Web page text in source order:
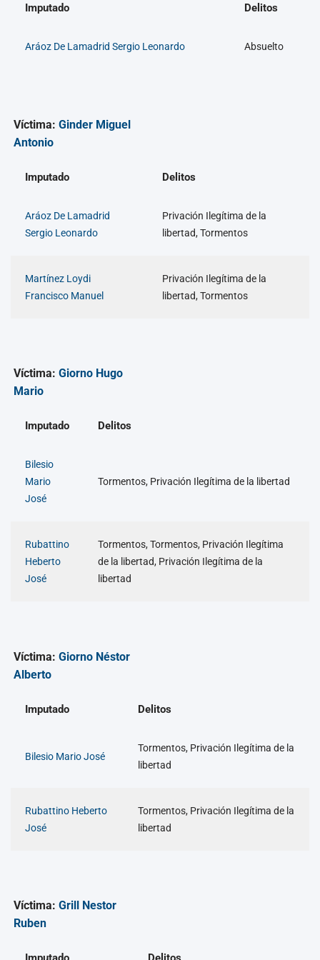
Imputado Delitos
Aráoz De Lamadrid Sergio Leonardo Absuelto
Víctima:Ginder Miguel
Antonio
Imputado Delitos
Aráoz De Lamadrid
Sergio Leonardo
Privación Ilegítima de la
libertad, Tormentos
Martínez Loydi
Francisco Manuel
Privación Ilegítima de la
libertad, Tormentos
Víctima: Giorno Hugo
Mario
Imputado Delitos
Bilesio
Mario
José
Tormentos, Privación Ilegítima de la libertad
Rubattino
Heberto
José
Tormentos, Tormentos, Privación Ilegítima
de la libertad, Privación Ilegítima de la
libertad
Víctima:Giorno Néstor
Alberto
Imputado Delitos
Bilesio Mario José
Tormentos, Privación Ilegítima de la
libertad
Rubattino Heberto
José
Tormentos, Privación Ilegítima de la
libertad
Víctima: Grill Nestor
Ruben